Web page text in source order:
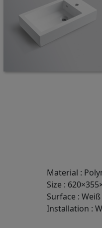
Material :
Size :
Surface :
Installation :